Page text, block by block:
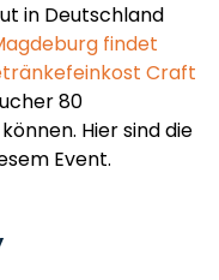
in Deutschland
findet
Craft
80
Hier sind die
Event.